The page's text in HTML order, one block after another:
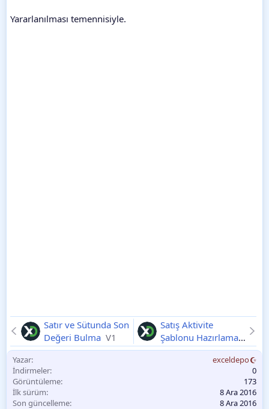
Yararlanılması temennisiyle.
Satır ve Sütunda Son
Değeri Bulma V1
Satış Aktivite
Şablonu Hazırlama
V1
Yazar
exceldepo
İndirmeler
0
Görüntüleme
173
İlk sürüm
8 Ara 2016
Son güncelleme
8 Ara 2016